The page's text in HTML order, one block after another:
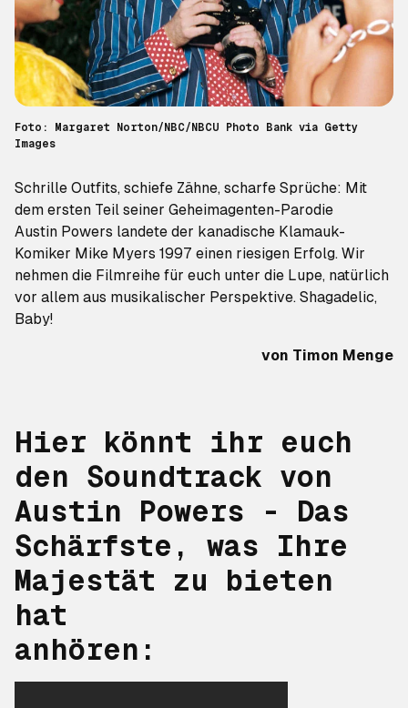
Foto: Margaret Norton/NBC/NBCU Photo Bank via Getty
Images
Schrille Outfits, schiefe Zähne, scharfe Sprüche: Mit
dem ersten Teil seiner Geheimagenten-Parodie
Austin Powers landete der kanadische Klamauk-
Komiker Mike Myers 1997 einen riesigen Erfolg. Wir
nehmen die Filmreihe für euch unter die Lupe, natürlich
vor allem aus musikalischer Perspektive. Shagadelic,
Baby!
von Timon Menge
Hier könnt ihr euch
den Soundtrack von
Austin Powers - Das
Schärfste, was Ihre
Majestät zu bieten
hat
anhören: